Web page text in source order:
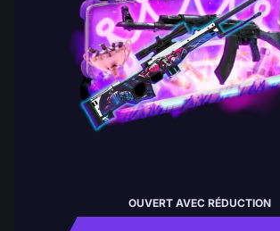
OUVERT AVEC RÉDUCTION